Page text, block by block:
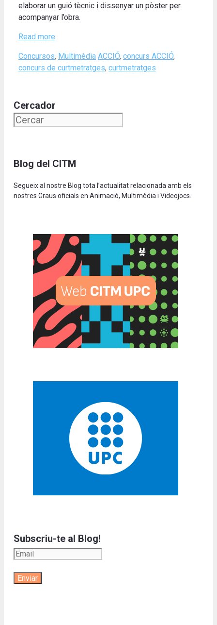
elaborar un guió tècnic i dissenyar un pòster per
acompanyar l’obra.
Read more
Categories
Concursos, Multimèdia Tags
ACCIÓ, concurs ACCIÓ,
concurs de curtmetratges, curtmetratges
Cercador
Blog del CITM
Segueix al nostre Blog tota l’actualitat relacionada amb els
nostres Graus oficials en Animació, Multimèdia i Videojocs.
Subscriu-te al Blog!